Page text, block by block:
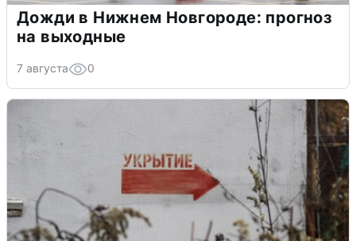
Дожди в Нижнем Новгороде: прогноз
на выходные
7 августа 0